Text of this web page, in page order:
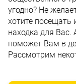
угодно? Не
хотите посещать
находка для Вас.
поможет Вам в
Рассмотрим